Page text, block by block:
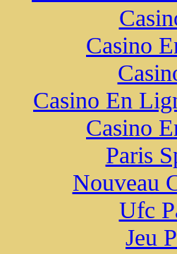
Casino
Casino En
Casino
Paris
Nouveau
Ufc
Jeu